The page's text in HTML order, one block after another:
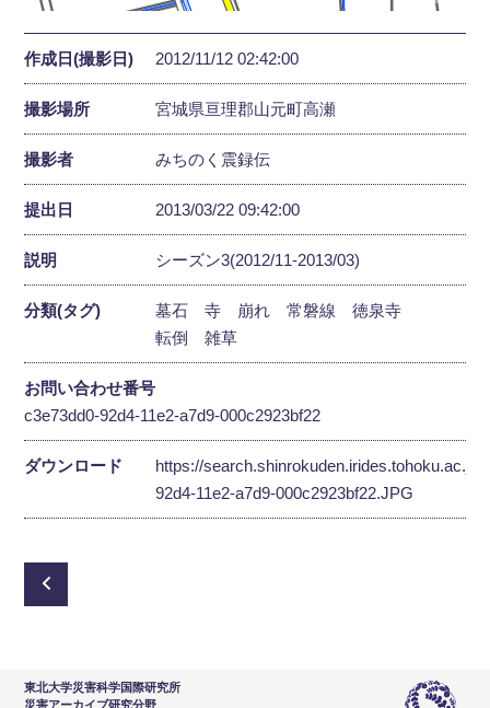
作成日(撮影日) 2012/11/12 02:42:00
撮影場所 宮城県亘理郡山元町高瀬
撮影者 みちのく震録伝
提出日 2013/03/22 09:42:00
説明 シーズン3(2012/11-2013/03)
分類(タグ) 墓石 寺 崩れ 常磐線
徳泉寺
転倒
雑草
お問い合わせ番号
c3e73dd0-92d4-11e2-a7d9-000c2923bf22
ダウンロード
https://
92d4-11e2-a7d9-000c2923bf22.JPG
東北大学災害科学国際研究所
災害アーカイブ研究分野